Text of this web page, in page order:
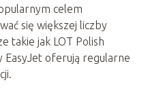
celem
się większej liczby
takie jak LOT Polish
EasyJet oferują regularne